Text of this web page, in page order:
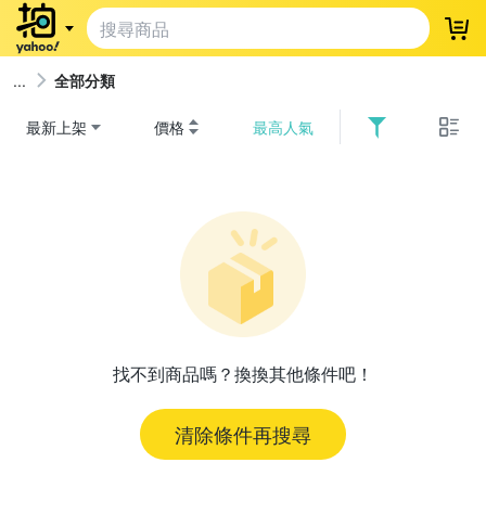
登
全部分類
最新上架 價格 最高人氣
找不到商品嗎？換換其他條件吧！
清除條件再搜尋